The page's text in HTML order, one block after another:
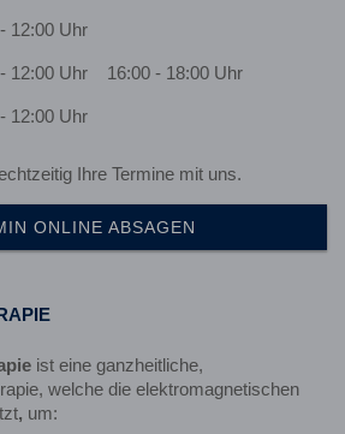
12:00 Uhr
12:00 Uhr 16:00 - 18:00 Uhr
12:00 Uhr
Ihre Termine mit uns.
ONLINE ABSAGEN
ist eine ganzheitliche,
welche die elektromagnetischen
, um: